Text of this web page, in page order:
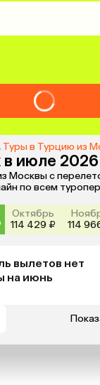
Туры в Турцию из
в июле
Москвы с
по всем
Октябрь
114 429 ₽
114
вылетов нет
на июнь